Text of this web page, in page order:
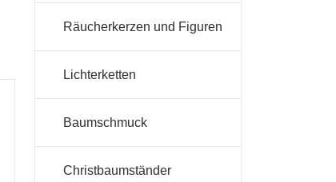
Räucherkerzen und Figuren
Lichterketten
Baumschmuck
Christbaumständer